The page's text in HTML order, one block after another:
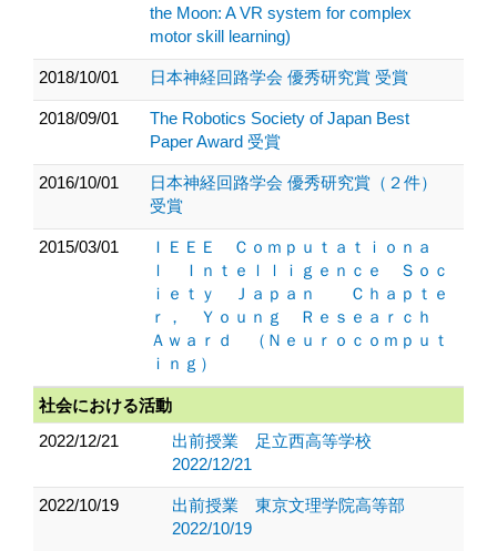
the Moon: A VR system for complex
motor skill learning)
2018/10/01 日本神経回路学会 優秀研究賞 受賞
2018/09/01
The Robotics Society of Japan Best
Paper Award 受賞
2016/10/01
日本神経回路学会 優秀研究賞（２件）
受賞
2015/03/01
ＩＥＥＥ Ｃｏｍｐｕｔａｔｉｏｎａ
ｌ Ｉｎｔｅｌｌｉｇｅｎｃｅ Ｓｏｃ
ｉｅｔｙ Ｊａｐａｎ Ｃｈａｐｔｅ
ｒ， Ｙｏｕｎｇ Ｒｅｓｅａｒｃｈ
Ａｗａｒｄ （Ｎｅｕｒｏｃｏｍｐｕｔ
ｉｎｇ）
社会における活動
2022/12/21
出前授業 足立西高等学校
2022/12/21
2022/10/19
出前授業 東京文理学院高等部
2022/10/19